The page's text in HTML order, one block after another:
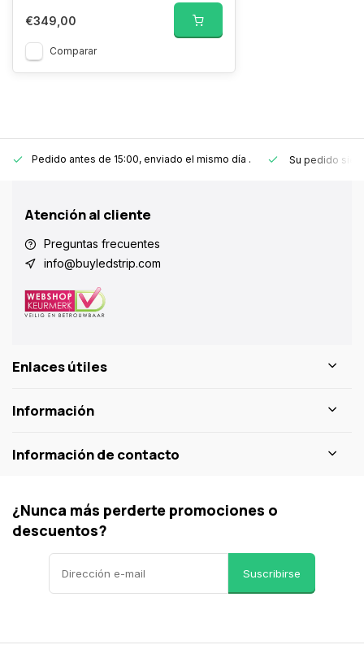
€349,00
Comparar
Pedido antes de 15:00, enviado el mismo día . Su pedido
Atención al cliente
Preguntas frecuentes
info@buyledstrip.com
Enlaces útiles
Información
Información de contacto
¿Nunca más perderte promociones o
descuentos?
Suscribirse